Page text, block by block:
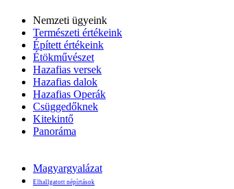
Nemzeti ügyeink
Természeti értékeink
Épített értékeink
Étökművészet
Hazafias versek
Hazafias dalok
Hazafias Operák
Csüggedőknek
Kitekintő
Panoráma
Magyargyalázat
Elhallgatott népírtások